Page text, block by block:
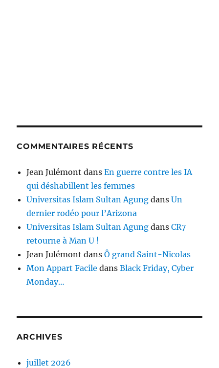
COMMENTAIRES RÉCENTS
Jean Julémont dansEn guerre contre les IA
qui déshabillent les femmes
Universitas Islam Sultan Agung dansUn
dernier rodéo pour l’Arizona
Universitas Islam Sultan Agung dansCR7
retourne à Man U !
Jean Julémont dansÔ grand Saint-Nicolas
Mon Appart Facile dansBlack Friday, Cyber
Monday…
ARCHIVES
juillet 2026